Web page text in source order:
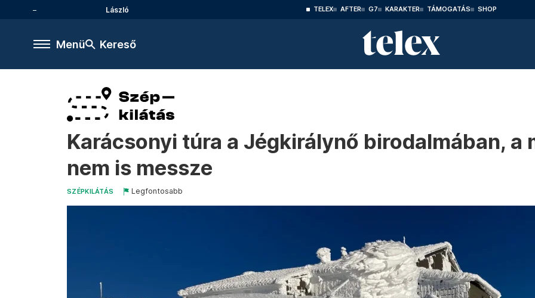
László TELEX AFTER G7 KARAKTER TÁMOGATÁS SHOP
Menü Kereső
Karácsonyi túra a Jégkirálynő birodalmában, a
nem is messze
SZÉPKILÁTÁS Legfontosabb